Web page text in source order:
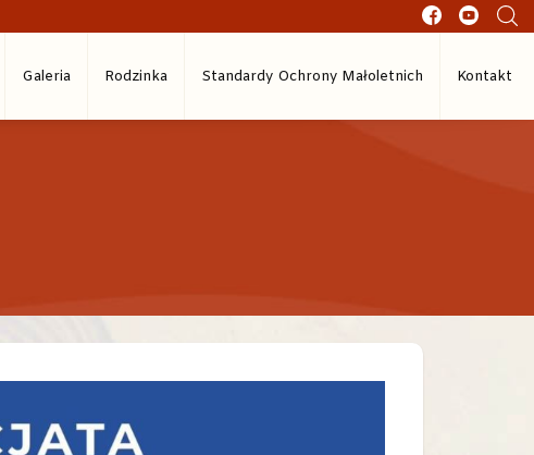
Galeria Rodzinka Standardy Ochrony Małoletnich Kontakt